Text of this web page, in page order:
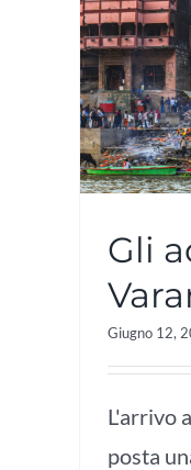
Gli
Giugno 12,
L'arrivo
posta